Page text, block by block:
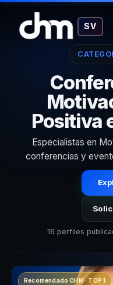
SV
Positiva
Especialistas en
conferencias y
16 perfiles
Recomendado CHM · TOP 1